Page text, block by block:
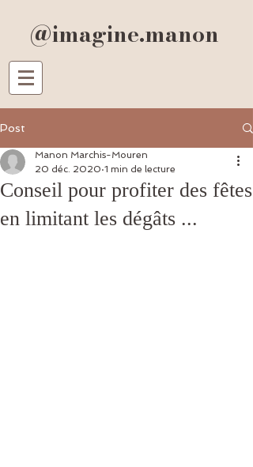
@imagine.manon
Post
Conseil pour profiter des fêtes
en limitant les dégâts ...
Manon Marchis-Mouren
20 déc. 2020 1 min de lecture